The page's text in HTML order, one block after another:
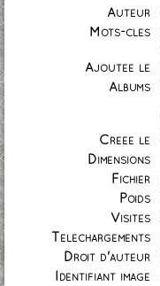
Auteur
Mots-clés
Ajoutée le
Albums
Créée le
Dimensions
Fichier
Poids
Visites
Téléchargements
Droit d'auteur
Identifiant image